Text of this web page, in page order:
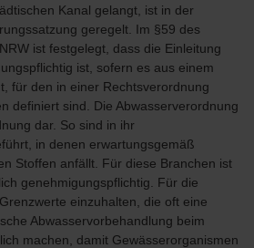
Kanal gelangt, ist in der
geregelt. Im §59 des
ist festgelegt, dass die Einleitung
ist, sofern es aus einem
für den in einer Rechtsverordnung
definiert sind. Die Abwasserverordnung
dar. So sind in ihr
in denen erwartungsgemäß
Stoffen anfällt. Für diese Branchen ist
genehmigungspflichtig. Für die
einzuhalten, die oft eine
Abwasservorbehandlung beim
machen, damit Gewässerorganismen